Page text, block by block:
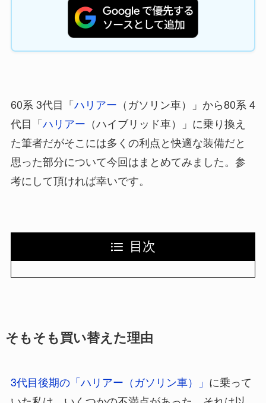
60系 3代目「ハリアー （ガソリン車）」から80系 4
代目「ハリアー （ハイブリッド車）」に乗り換え
た筆者だがそこには多くの利点と快適な装備だと
思った部分について今回はまとめてみました。参
考にして頂ければ幸いです。
目次
そもそも買い替えた理由
3代目後期の「ハリアー（ガソリン車）」 に乗って